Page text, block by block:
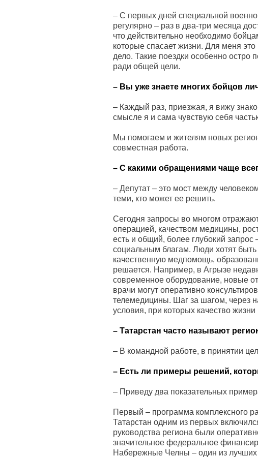
– С первых дней специальной
регулярно – раз в два-три месяца
что действительно необходимо
которые спасает жизни. Для меня
дело. Такие поездки особенно остро
ради общей цели.
– Вы уже знаете многих бойцов
– Каждый раз, приезжая, я вижу
смысле я и сама чувствую себя
Мы помогаем и жителям новых
совместная работа.
– С какими обращениями чаще
– Депутат – это мост между
теми, кто может ее решить.
Сегодня запросы во многом
операцией, качеством медицины,
есть и общий, более глубокий
социальным благам. Люди хотят
качественную медпомощь,
решается. Например, в Агрызе
современное оборудование, новые
врачи могут оперативно
телемедицины. Шаг за шагом, через
условия, при которых качество жизни
– Татарстан часто называют
– В командной работе, в принятии
– Есть ли примеры решений,
– Приведу два показательных
Первый – программа комплексного
Татарстан одним из первых
руководства региона были
значительное федеральное
Набережные Челны – один из лучших